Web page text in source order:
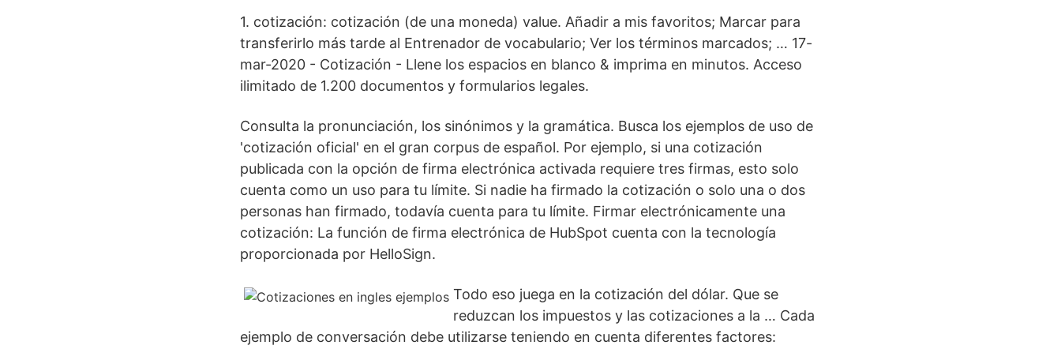
1. cotización: cotización (de una moneda) value. Añadir a mis favoritos; Marcar para
transferirlo más tarde al Entrenador de vocabulario; Ver los términos marcados; … 17-
mar-2020 - Cotización - Llene los espacios en blanco & imprima en minutos. Acceso
ilimitado de 1.200 documentos y formularios legales.
Consulta la pronunciación, los sinónimos y la gramática. Busca los ejemplos de uso de
'cotización oficial' en el gran corpus de español. Por ejemplo, si una cotización
publicada con la opción de firma electrónica activada requiere tres firmas, esto solo
cuenta como un uso para tu límite. Si nadie ha firmado la cotización o solo una o dos
personas han firmado, todavía cuenta para tu límite. Firmar electrónicamente una
cotización: La función de firma electrónica de HubSpot cuenta con la tecnología
proporcionada por HelloSign.
Todo eso juega en la cotización del dólar. Que se
reduzcan los impuestos y las cotizaciones a la … Cada
ejemplo de conversación debe utilizarse teniendo en cuenta diferentes factores: